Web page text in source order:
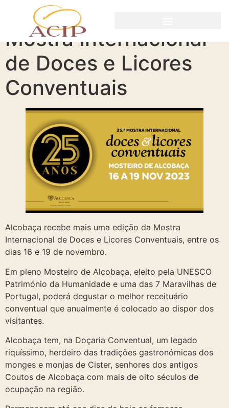
Mostra Internacional
de Doces e Licores
Conventuais
Alcobaça recebe mais uma edição da Mostra
Internacional de Doces e Licores Conventuais, entre os
dias 16 e 19 de novembro.
Em pleno Mosteiro de Alcobaça, eleito pela UNESCO
Património da Humanidade e uma das 7 Maravilhas de
Portugal, poderá degustar o melhor receituário
conventual que anualmente é colocado ao dispor dos
visitantes.
Alcobaça tem, na Doçaria Conventual, um legado
riquíssimo, herdeiro das tradições gastronómicas dos
monges e monjas de Cister, senhores dos antigos
Coutos de Alcobaça com mais de oito séculos de
ocupação na região.